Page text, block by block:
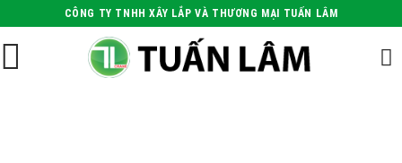
to
CÔNG TY TNHH XÂY LẮP VÀ THƯƠNG MẠI TUẤN LÂM